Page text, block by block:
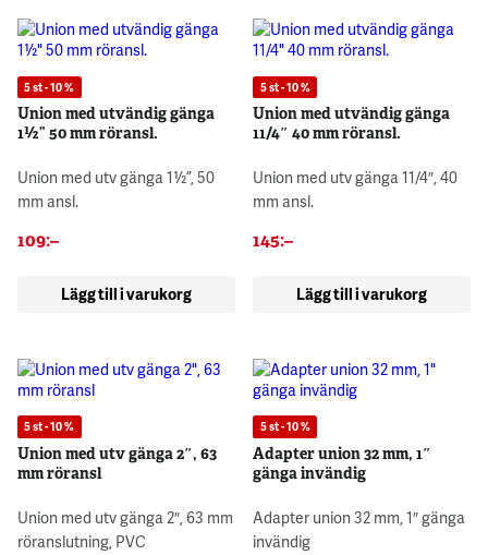
5 st - 10 %
Union med utvändig gänga
1½” 50 mm röransl.
Union med utv gänga 1½”, 50
mm ansl.
109:–
Lägg till i varukorg
5 st - 10 %
Union med utvändig gänga
11/4″ 40 mm röransl.
Union med utv gänga 11/4″, 40
mm ansl.
145:–
Lägg till i varukorg
5 st - 10 %
Union med utv gänga 2″, 63
mm röransl
Union med utv gänga 2″, 63 mm
röranslutning, PVC
5 st - 10 %
Adapter union 32 mm, 1″
gänga invändig
Adapter union 32 mm, 1″ gänga
invändig